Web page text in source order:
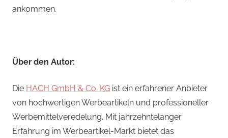
ankommen.
Über den Autor:
Die HACH GmbH & Co. KG ist ein erfahrener Anbieter
von hochwertigen Werbeartikeln und professioneller
Werbemittelveredelung. Mit jahrzehntelanger
Erfahrung im Werbeartikel-Markt bietet das